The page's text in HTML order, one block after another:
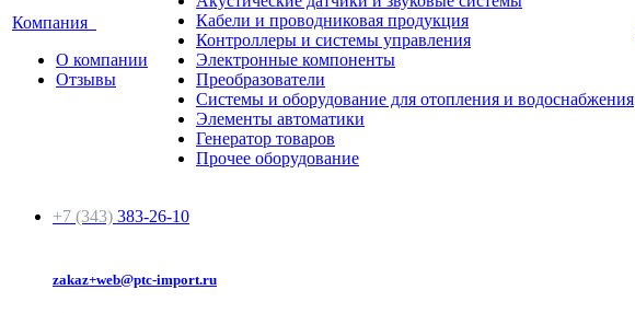
Компания
О компании
Отзывы
Кабели и проводниковая продукция
Контроллеры и системы управления
Электронные компоненты
Преобразователи
Системы и оборудование для отопления и водоснабжения
Элементы автоматики
Генератор товаров
Прочее оборудование
+7 (343) 383-26-10
zakaz+web@ptc-import.ru